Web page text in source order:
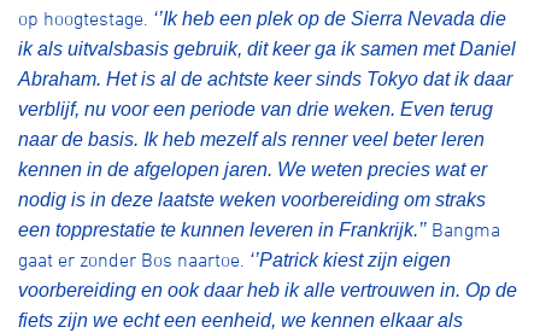
op hoogtestage. ‘’Ik heb een plek op de Sierra Nevada die
ik als uitvalsbasis gebruik, dit keer ga ik samen met Daniel
Abraham. Het is al de achtste keer sinds Tokyo dat ik daar
verblijf, nu voor een periode van drie weken. Even terug
naar de basis. Ik heb mezelf als renner veel beter leren
kennen in de afgelopen jaren. We weten precies wat er
nodig is in deze laatste weken voorbereiding om straks
een topprestatie te kunnen leveren in Frankrijk.’’ Bangma
gaat er zonder Bos naartoe. ‘’Patrick kiest zijn eigen
voorbereiding en ook daar heb ik alle vertrouwen in. Op de
fiets zijn we echt een eenheid, we kennen elkaar als